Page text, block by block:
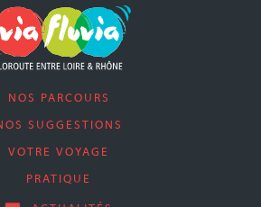
NOS PARCOURS
SUGGESTIONS
VOTRE VOYAGE
PRATIQUE